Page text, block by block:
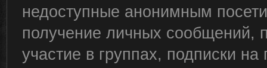
недоступные анонимным
получение личных сообщений,
участие в группах, подписки